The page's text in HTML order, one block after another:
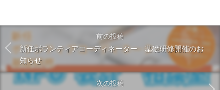
前の投稿
新任ボランティアコーディネーター 基礎研修開催のお
知らせ
次の投稿